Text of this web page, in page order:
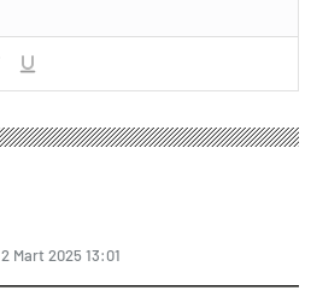
2 Mart 2025 13:01